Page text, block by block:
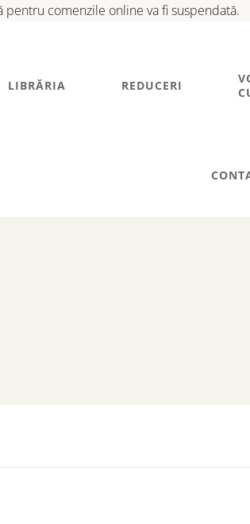
comenzile online va fi suspendată.
LIBRĂRIA REDUCERI